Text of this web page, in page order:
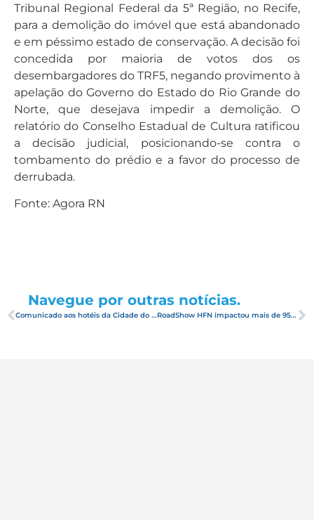
Tribunal Regional Federal da 5ª Região, no Recife,
para a demolição do imóvel que está abandonado
e em péssimo estado de conservação. A decisão foi
concedida por maioria de votos dos os
desembargadores do TRF5, negando provimento à
apelação do Governo do Estado do Rio Grande do
Norte, que desejava impedir a demolição. O
relatório do Conselho Estadual de Cultura ratificou
a decisão judicial, posicionando-se contra o
tombamento do prédio e a favor do processo de
derrubada.
Fonte: Agora RN
Navegue por outras notícias.
Comunicado aos hotéis da Cidade do Natal/RN RoadShow HFN impactou mais de 950 profissionais em sete cidades